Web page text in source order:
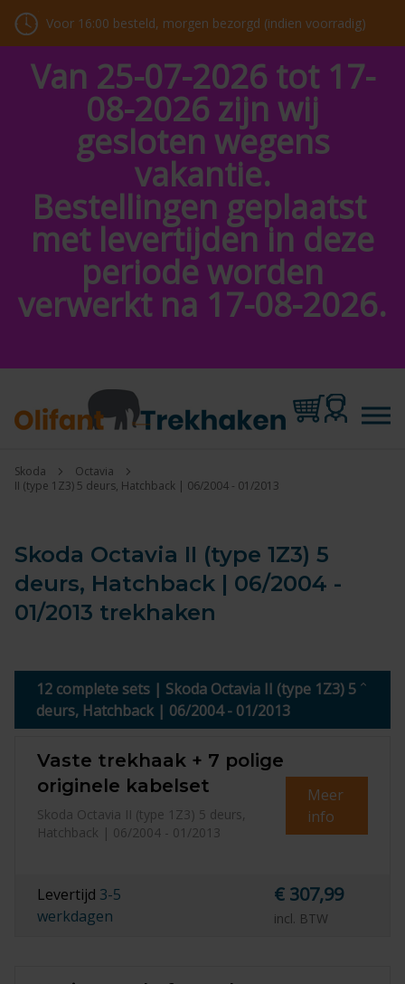
Voor 16:00 besteld, morgen bezorgd (indien voorradig)
Van 25-07-2026 tot 17-
08-2026 zijn wij
gesloten wegens
vakantie.
Bestellingen geplaatst
met levertijden in deze
periode worden
verwerkt na 17-08-2026.
Skoda
Octavia
II (type 1Z3) 5 deurs, Hatchback | 06/2004 - 01/2013
Skoda Octavia II (type 1Z3) 5
deurs, Hatchback | 06/2004 -
01/2013 trekhaken
12 complete sets | Skoda Octavia II (type 1Z3) 5
deurs, Hatchback | 06/2004 - 01/2013
Vaste trekhaak + 7 polige
originele kabelset
Skoda Octavia II (type 1Z3) 5 deurs,
Hatchback | 06/2004 - 01/2013
Meer
info
Levertijd 3-5
werkdagen
€ 307,99
incl. BTW